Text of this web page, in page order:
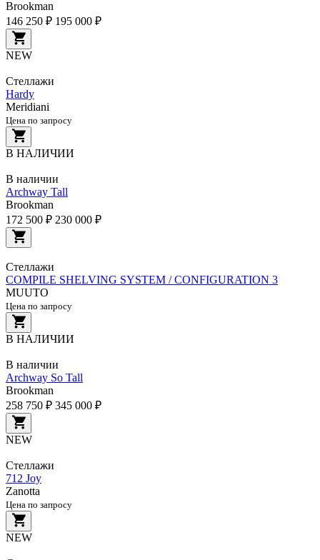
Brookman
146 250 ₽ 195 000 ₽
NEW
Стеллажи
Hardy
Meridiani
Цена по запросу
В НАЛИЧИИ
В наличии
Archway Tall
Brookman
172 500 ₽ 230 000 ₽
Стеллажи
COMPILE SHELVING SYSTEM / CONFIGURATION 3
MUUTO
Цена по запросу
В НАЛИЧИИ
В наличии
Archway So Tall
Brookman
258 750 ₽ 345 000 ₽
NEW
Стеллажи
712 Joy
Zanotta
Цена по запросу
NEW